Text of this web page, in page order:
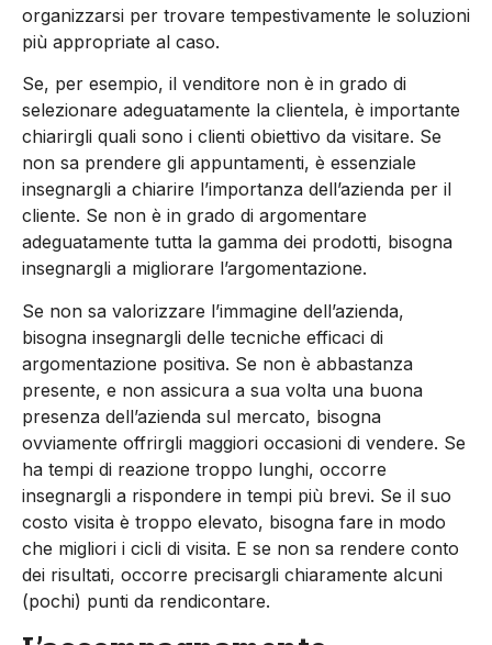
organizzarsi per trovare tempestivamente le soluzioni
più appropriate al caso.
Se, per esempio, il venditore non è in grado di
selezionare adeguatamente la clientela, è importante
chiarirgli quali sono i clienti obiettivo da visitare. Se
non sa prendere gli appuntamenti, è essenziale
insegnargli a chiarire l’importanza dell’azienda per il
cliente. Se non è in grado di argomentare
adeguatamente tutta la gamma dei prodotti, bisogna
insegnargli a migliorare l’argomentazione.
Se non sa valorizzare l’immagine dell’azienda,
bisogna insegnargli delle tecniche efficaci di
argomentazione positiva. Se non è abbastanza
presente, e non assicura a sua volta una buona
presenza dell’azienda sul mercato, bisogna
ovviamente offrirgli maggiori occasioni di vendere. Se
ha tempi di reazione troppo lunghi, occorre
insegnargli a rispondere in tempi più brevi. Se il suo
costo visita è troppo elevato, bisogna fare in modo
che migliori i cicli di visita. E se non sa rendere conto
dei risultati, occorre precisargli chiaramente alcuni
(pochi) punti da rendicontare.